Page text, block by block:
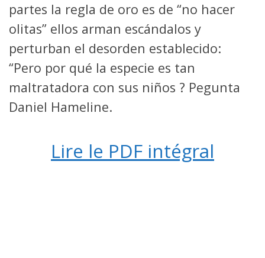
partes la regla de oro es de “no hacer
olitas” ellos arman escándalos y
perturban el desorden establecido:
“Pero por qué la especie es tan
maltratadora con sus niños ? Pegunta
Daniel Hameline.
Lire le PDF intégral